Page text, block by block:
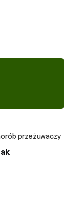
przeżuwaczy